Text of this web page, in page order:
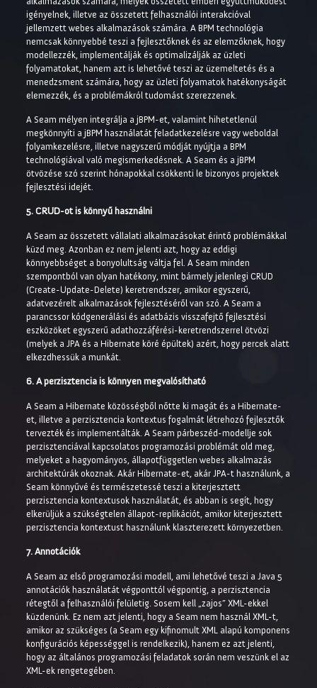
igényelnek, illetve az összetett felhasználói interakcióval
jellemzett webes alkalmazások számára. A BPM technológia
nemcsak könnyebbé teszi a fejlesztőknek és az elemzőknek, hogy
modellezzék, implementálják és optimalizálják az üzleti
folyamatokat, hanem azt is lehetővé teszi az üzemeltetés és a
menedzsment számára, hogy az üzleti folyamatok hatékonyságát
elemezzék, és a problémákról tudomást szerezzenek.
A Seam mélyen integrálja a jBPM-et, valamint hihetetlenül
megkönnyíti a jBPM használatát feladatkezelésre vagy weboldal
folyamkezelésre, illetve nagyszerű módját nyújtja a BPM
technológiával való megismerkedésnek. A Seam és a jBPM
ötvözése szó szerint hónapokkal csökkenti le bizonyos projektek
fejlesztési idejét.
5. CRUD-ot is könnyű használni
A Seam az összetett vállalati alkalmazásokat érintő problémákkal
küzd meg. Azonban ez nem jelenti azt, hogy az eddigi
könnyebbséget a bonyolultság váltja fel. A Seam minden
szempontból van olyan hatékony, mint bármely jelenlegi CRUD
(Create-Update-Delete) keretrendszer, amikor egyszerű,
adatvezérelt alkalmazások fejlesztéséről van szó. A Seam a
parancssor kódgenerálási és adatbázis visszafejtő fejlesztési
eszközöket egyszerű adathozzáférési-keretrendszerrel ötvözi
(melyek a JPA és a Hibernate köré épültek) azért, hogy percek alatt
elkezdhessük a munkát.
6. A perzisztencia is könnyen megvalósítható
A Seam a Hibernate közösségből nőtte ki magát és a Hibernate-
et, illetve a perzisztencia kontextus fogalmát létrehozó fejlesztők
tervezték és implementálták. A Seam párbeszéd-modellje sok
perzisztenciával kapcsolatos programozási problémát old meg,
melyeket a hagyományos, állapotfüggetlen webes alkalmazás
architektúrák okoznak. Akár Hibernate-et, akár JPA-t használunk, a
Seam könnyűvé és természetessé teszi a kiterjesztett
perzisztencia kontextusok használatát, és abban is segít, hogy
elkerüljük a szükségtelen állapot-replikációt, amikor kiterjesztett
perzisztencia kontextust használunk klaszterezett környezetben.
7. Annotációk
A Seam az első programozási modell, ami lehetővé teszi a Java 5
annotációk használatát végponttól végpontig, a perzisztencia
rétegtől a felhasználói felületig. Sosem kell „zajos” XML-ekkel
küzdenünk. Ez nem azt jelenti, hogy a Seam nem használ XML-t,
amikor az szükséges (a Seam egy kifinomult XML alapú komponens
konfigurációs képességgel is rendelkezik), hanem ez azt jelenti,
hogy az általános programozási feladatok során nem veszünk el az
XML-ek rengetegében.